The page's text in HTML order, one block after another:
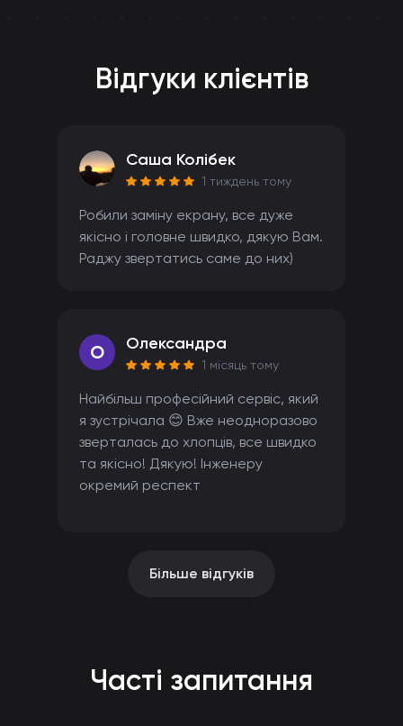
Відгуки клієнтів
Саша Колібек
1 тиждень тому
Робили заміну екрану, все дуже
якісно і головне швидко, дякую Вам.
Раджу звертатись саме до них)
O Олександра
1 місяць тому
Найбільш професійний сервіс, який
я зустрічала 😊 Вже неодноразово
зверталась до хлопців, все швидко
та якісно! Дякую! Інженеру
окремий респект
Більше відгуків
Часті запитання